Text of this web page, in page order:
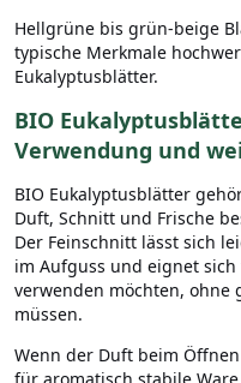
Hellgrüne bis grün-beige
typische Merkmale
Eukalyptusblätter.
BIO
Verwendung und
BIO Eukalyptusblätter
Duft, Schnitt und Frische
Der Feinschnitt lässt sich
im Aufguss und eignet
verwenden möchten, ohne
müssen.
Wenn der Duft beim